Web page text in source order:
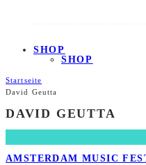
SHOP
SHOP
Startseite
David Geutta
DAVID GEUTTA
AMSTERDAM MUSIC